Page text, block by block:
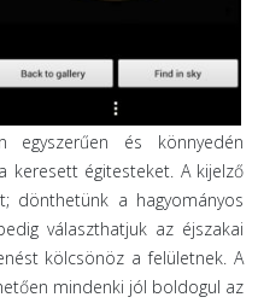
egyszerűen és könnyedén
keresett égitesteket. A kijelző
dönthetünk a hagyományos
választhatjuk az éjszakai
kölcsönöz a felületnek. A
mindenki jól boldogul az